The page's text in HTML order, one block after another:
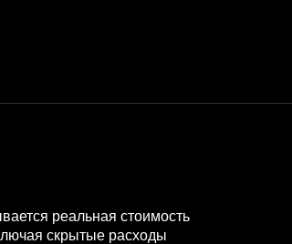
реальная стоимость
скрытые расходы